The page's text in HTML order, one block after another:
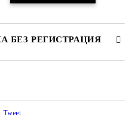
БЕЗ РЕГИСТРАЦИЯ
Tweet